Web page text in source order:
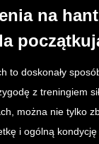
na
to doskonały
z treningiem
można nie tylko
i ogólną